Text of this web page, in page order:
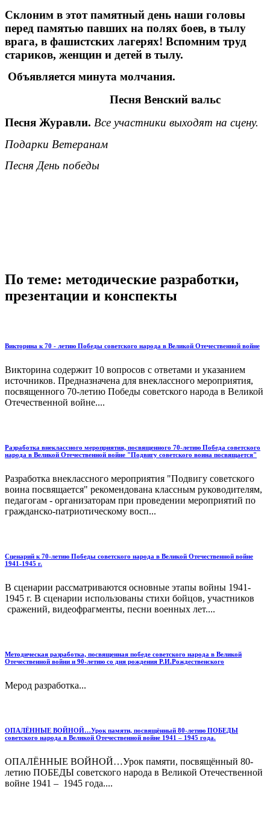
Склоним в этот памятный день наши головы
перед памятью павших на полях боев, в тылу
врага, в фашистских лагерях! Вспомним труд
стариков, женщин и детей в тылу.
Объявляется минута молчания.
Песня Венский вальс
Песня Журавли. Все участники выходят на сцену.
Подарки Ветеранам
Песня День победы
По теме: методические разработки,
презентации и конспекты
Викторина к 70 - летию Победы советского народа в Великой Отечественной войне
Викторина содержит 10 вопросов с ответами и указанием
источников. Предназначена для внеклассного мероприятия,
посвященного 70-летию Победы советского народа в Великой
Отечественной войне....
Разработка внеклассного мероприятия, посвященного 70-летию Победа советского
народа в Великой Отечественной войне "Подвигу советского воина посвящается"
Разработка внеклассного мероприятия "Подвигу советского
воина посвящается" рекомендована классным руководителям,
педагогам - организаторам при проведении мероприятий по
гражданско-патриотическому восп...
Сценарий к 70-летию Победы советского народа в Великой Отечественной войне
1941-1945 г.
В сценарии рассматриваются основные этапы войны 1941-
1945 г. В сценарии использованы стихи бойцов, участников
сражений, видеофрагменты, песни военных лет....
Методическая разработка, посвященная победе советского народа в Великой
Отечественной войни и 90-летию со дня рождения Р.И.Рождественского
Мерод разработка...
ОПАЛЁННЫЕ ВОЙНОЙ…Урок памяти, посвящённый 80-летию ПОБЕДЫ
советского народа в Великой Отечественной войне 1941 – 1945 года.
ОПАЛЁННЫЕ ВОЙНОЙ…Урок памяти, посвящённый 80-
летию ПОБЕДЫ советского народа в Великой Отечественной
войне 1941 – 1945 года....